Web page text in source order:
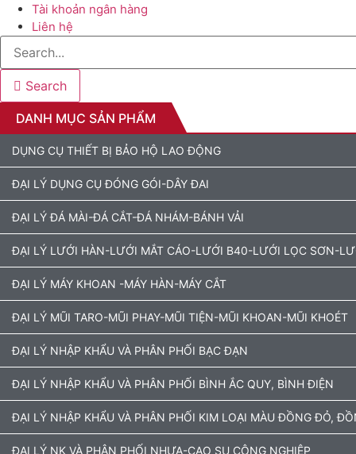
Tài khoản ngân hàng
Liên hệ
Search
DANH MỤC SẢN PHẨM
DỤNG CỤ THIẾT BỊ BẢO HỘ LAO ĐỘNG
ĐẠI LÝ DỤNG CỤ ĐÓNG GÓI-DÂY ĐAI
ĐẠI LÝ ĐÁ MÀI-ĐÁ CẮT-ĐÁ NHÁM-BÁNH VẢI
ĐẠI LÝ LƯỚI HÀN-LƯỚI MẮT CÁO-LƯỚI B40-LƯỚI LỌC SƠN-
ĐẠI LÝ MÁY KHOAN -MÁY HÀN-MÁY CẮT
ĐẠI LÝ MŨI TARO-MŨI PHAY-MŨI TIỆN-MŨI KHOAN-MŨI KHOÉT
ĐẠI LÝ NHẬP KHẨU VÀ PHÂN PHỐI BẠC ĐẠN
ĐẠI LÝ NHẬP KHẨU VÀ PHÂN PHỐI BÌNH ẮC QUY, BÌNH ĐIỆN
ĐẠI LÝ NHẬP KHẨU VÀ PHÂN PHỐI KIM LOẠI MÀU ĐỒNG ĐỎ,
ĐẠI LÝ NK VÀ PHÂN PHỐI NHỰA-CAO SU CÔNG NGHIỆP